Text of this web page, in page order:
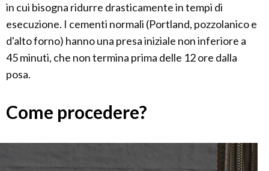
in cui bisogna ridurre drasticamente in tempi di
esecuzione. I cementi normali (Portland, pozzolanico e
d'alto forno) hanno una presa iniziale non inferiore a
45 minuti, che non termina prima delle 12 ore dalla
posa.
Come procedere?